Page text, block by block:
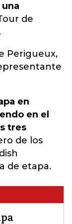
de
Perigueux,
en
en el
tres
de los
de etapa.